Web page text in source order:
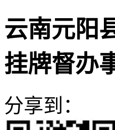
云南元阳
挂牌督办
分享到：